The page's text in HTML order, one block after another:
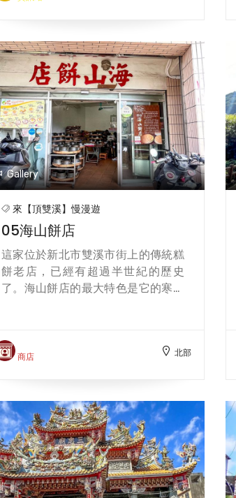
雙溪店是一個充滿夢想和溫度的書
店，歡迎你來探索它的又香又甜的故
Gallery
來【頂雙溪】慢漫遊
05海山餅店
這家位於新北市雙溪市街上的傳統糕
餅老店，已經有超過半世紀的歷史
了。海山餅店的最大特色是它的寒天
紮實和濕潤，而且不會太甜或太油，
充滿了古早味的雞蛋香。海山餅店的
合當作伴手禮或自己享用。除了寒天
布丁蛋糕，海山餅店還有其他的糕
餅，如咖哩餅、綠豆椪、蛋黃酥、芝
麻餅及米香等，都是用傳統的方法和
食材製作，近年來店家響應在地里山
精神，使用貢寮有機無毒的禾和米製
商店 北部